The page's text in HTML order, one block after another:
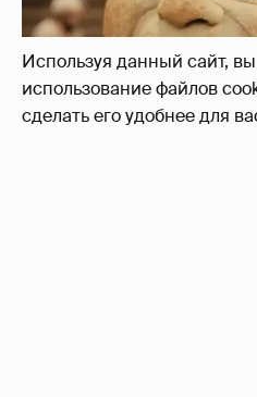
Используя данный сайт,
использование файлов
сделать его удобнее для